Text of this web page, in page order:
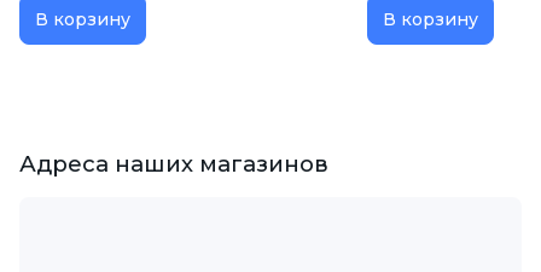
В корзину В корзину
Адреса наших магазинов